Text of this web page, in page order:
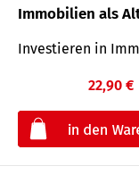
Immobilien als
Investieren in
22,90 €